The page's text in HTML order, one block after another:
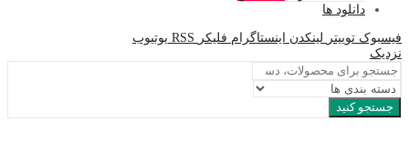
دانلود ها
فیسبوک توییتر لینکدن اینستاگرام فلیکر RSS یوتیوب
نزدیک
جستجو کنید